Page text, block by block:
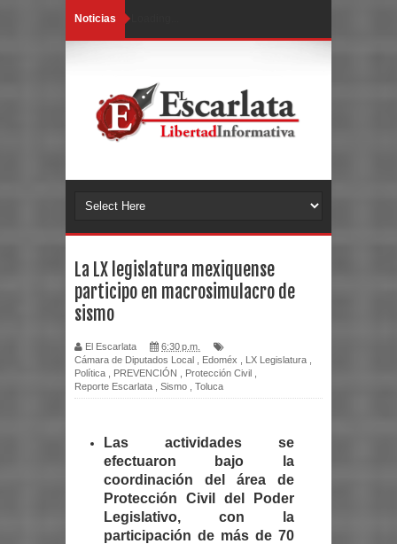
Noticias
La LX legislatura mexiquense
participo en macrosimulacro de
sismo
El Escarlata
6:30 p.m.
Cámara de Diputados Local
Edoméx LX Legislatura
Política
PREVENCIÓN Protección Civil
Reporte Escarlata
Sismo Toluca
Las actividades se
efectuaron bajo la
coordinación del área de
Protección Civil del Poder
Legislativo, con la
participación de más de 70